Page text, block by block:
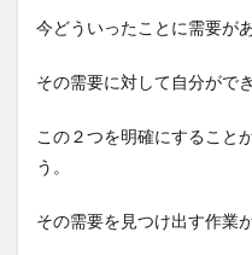
今どういったことに需要が
その需要に対して自分がで
この２つを明確にすること
う。
その需要を見つけ出す作業